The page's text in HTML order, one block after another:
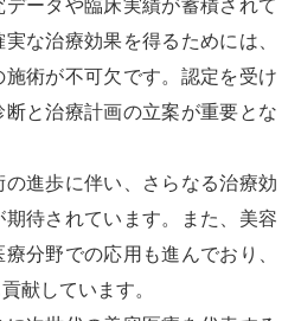
ータや臨床実績が蓄積されて
な治療効果を得るためには、
術が不可欠です。認定を受け
と治療計画の立案が重要とな
進歩に伴い、さらなる治療効
待されています。また、美容
分野での応用も進んでおり、
献しています。